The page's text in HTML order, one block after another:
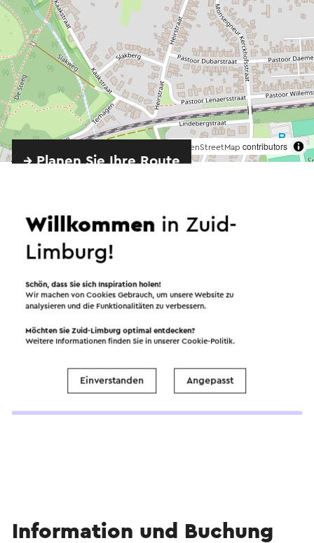
OpenStreetMap contributors
→ Planen Sie Ihre Route
Angeboten von
B&B Bie Janssen
Ansehen
Information und Buchung
Willkommen in Zuid-
Limburg!
Schön, dass Sie sich Inspiration holen!
Wir machen von Cookies Gebrauch, um unsere Website zu
analysieren und die Funktionalitäten zu verbessern.
Möchten Sie Zuid-Limburg optimal entdecken?
Weitere Informationen finden Sie in unsererCookie-Politik.
Einverstanden Angepasst